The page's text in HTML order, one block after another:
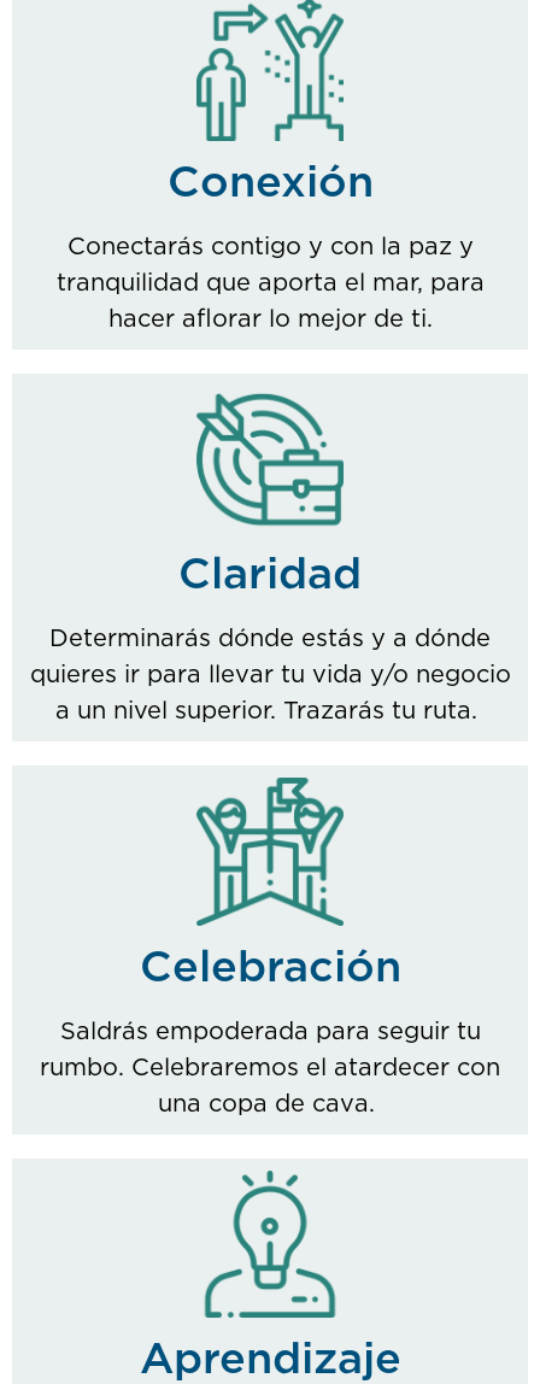
Conexión
Conectarás contigo y con la paz y
tranquilidad que aporta el mar, para
hacer aflorar lo mejor de ti.
Claridad
Determinarás dónde estás y a dónde
quieres ir para llevar tu vida y/o negocio
a un nivel superior. Trazarás tu ruta.
Celebración
Saldrás empoderada para seguir tu
rumbo. Celebraremos el atardecer con
una copa de cava.
Aprendizaje